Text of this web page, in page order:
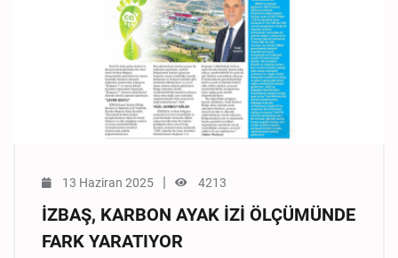
13 Haziran 2025 | 4213
İZBAŞ, KARBON AYAK İZİ ÖLÇÜMÜNDE
FARK YARATIYOR